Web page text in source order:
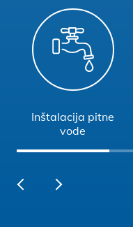
Inštalacija pitne
vode